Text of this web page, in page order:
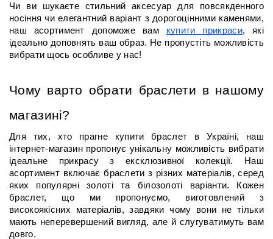
Чи ви шукаєте стильний аксесуар для повсякденного
носіння чи елегантний варіант з дорогоцінними каменями,
наш асортимент допоможе вам купити прикраси, які
ідеально доповнять ваш образ. Не пропустіть можливість
вибрати щось особливе у нас!
Чому варто обрати браслети в нашому
магазині?
Для тих, хто прагне купити браслет в Україні, наш
інтернет-магазин пропонує унікальну можливість вибрати
ідеальне прикрасу з ексклюзивної колекції. Наш
асортимент включає браслети з різних матеріалів, серед
яких популярні золоті та білозолоті варіанти. Кожен
браслет, що ми пропонуємо, виготовлений з
високоякісних матеріалів, завдяки чому вони не тільки
мають неперевершений вигляд, але й слугуватимуть вам
довго.